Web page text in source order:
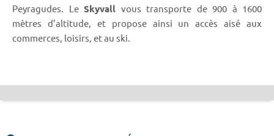
Peyragudes. Le Skyvall vous transporte de 900 à 1600
mètres d’altitude, et propose ainsi un accès aisé aux
commerces, loisirs, et au ski.